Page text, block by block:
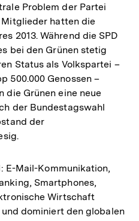
Problem der Partei
hatten die
2013. Während die SPD
bei den Grünen stetig
Status als Volkspartei –
500.000 Genossen –
die Grünen eine neue
der Bundestagswahl
der
E-Mail-Kommunikation,
Smartphones,
Wirtschaft
dominiert den globalen